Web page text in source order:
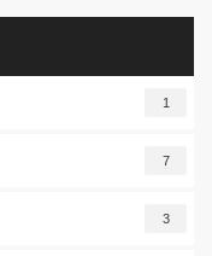
1
7
3